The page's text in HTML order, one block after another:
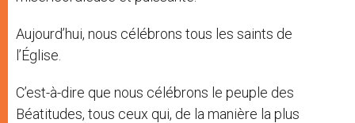
Aujourd’hui, nous célébrons tous les saints de
l’Église.
C’est-à-dire que nous célébrons le peuple des
Béatitudes, tous ceux qui, de la manière la plus